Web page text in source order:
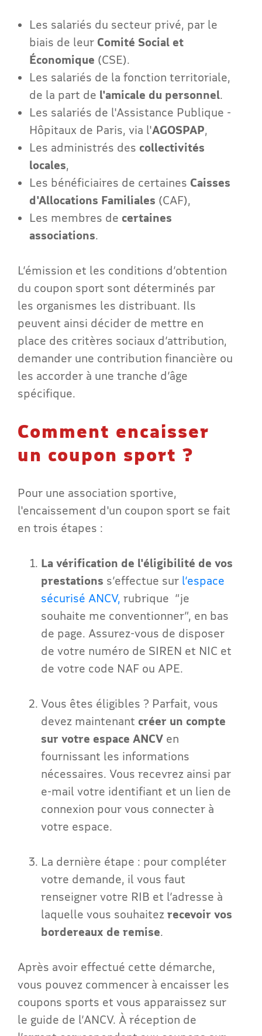
Les salariés du secteur privé, par le
biais de leur Comité Social et
Économique (CSE).
Les salariés de la fonction territoriale,
de la part de l'amicale du personnel.
Les salariés de l'Assistance Publique -
Hôpitaux de Paris, via l'AGOSPAP,
Les administrés des collectivités
locales,
Les bénéficiaires de certaines Caisses
d'Allocations Familiales (CAF),
Les membres de certaines
associations.
L’émission et les conditions d’obtention
du coupon sport sont déterminés par
les organismes les distribuant. Ils
peuvent ainsi décider de mettre en
place des critères sociaux d’attribution,
demander une contribution financière ou
les accorder à une tranche d’âge
spécifique.
Comment encaisser
un coupon sport ?
Pour une association sportive,
l'encaissement d'un coupon sport se fait
en trois étapes :
La vérification de l'éligibilité de vos
prestations s’effectue sur l’espace
sécurisé ANCV, rubrique “je
souhaite me conventionner”, en bas
de page. Assurez-vous de disposer
de votre numéro de SIREN et NIC et
de votre code NAF ou APE.
Vous êtes éligibles ? Parfait, vous
devez maintenant créer un compte
sur votre espace ANCV en
fournissant les informations
nécessaires. Vous recevrez ainsi par
e-mail votre identifiant et un lien de
connexion pour vous connecter à
votre espace.
La dernière étape : pour compléter
votre demande, il vous faut
renseigner votre RIB et l’adresse à
laquelle vous souhaitez recevoir vos
bordereaux de remise.
Après avoir effectué cette démarche,
vous pouvez commencer à encaisser les
coupons sports et vous apparaissez sur
le guide de l’ANCV. À réception de